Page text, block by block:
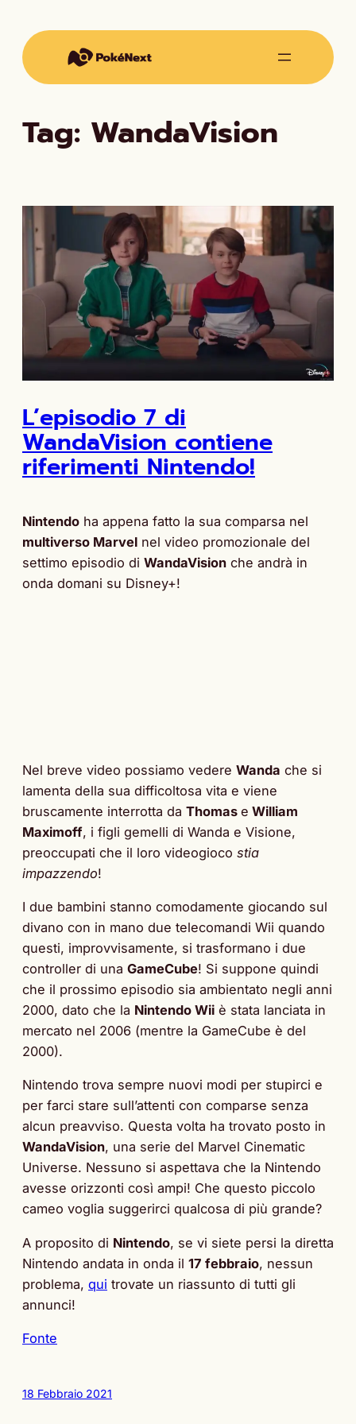
contenuto
Tag: WandaVision
L’episodio 7 di
WandaVision contiene
riferimenti Nintendo!
Nintendo ha appena fatto la sua comparsa nel
multiverso Marvel nel video promozionale del
settimo episodio di WandaVision che andrà in
onda domani su Disney+!
Nel breve video possiamo vedere Wanda che si
lamenta della sua difficoltosa vita e viene
bruscamente interrotta da Thomas e William
Maximoff, i figli gemelli di Wanda e Visione,
preoccupati che il loro videogioco stia
impazzendo!
I due bambini stanno comodamente giocando sul
divano con in mano due telecomandi Wii quando
questi, improvvisamente, si trasformano i due
controller di una GameCube! Si suppone quindi
che il prossimo episodio sia ambientato negli anni
2000, dato che la Nintendo Wii è stata lanciata in
mercato nel 2006 (mentre la GameCube è del
2000).
Nintendo trova sempre nuovi modi per stupirci e
per farci stare sull’attenti con comparse senza
alcun preavviso. Questa volta ha trovato posto in
WandaVision, una serie del Marvel Cinematic
Universe. Nessuno si aspettava che la Nintendo
avesse orizzonti così ampi! Che questo piccolo
cameo voglia suggerirci qualcosa di più grande?
A proposito di Nintendo, se vi siete persi la diretta
Nintendo andata in onda il 17 febbraio, nessun
problema, qui trovate un riassunto di tutti gli
annunci!
Fonte
18 Febbraio 2021